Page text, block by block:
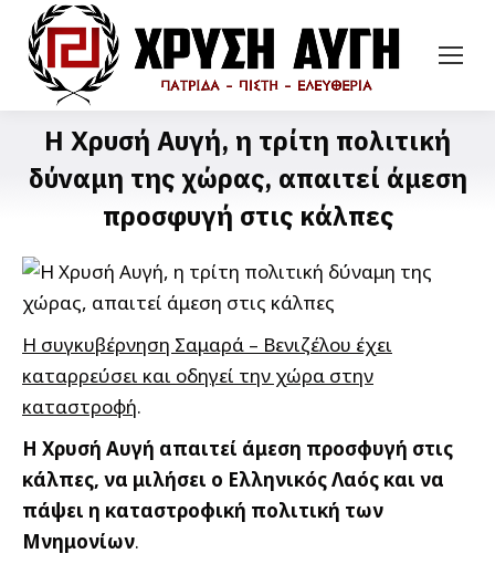
Η Χρυσή Αυγή, η τρίτη πολιτική
δύναμη της χώρας, απαιτεί άμεση
προσφυγή στις κάλπες
Η συγκυβέρνηση Σαμαρά – Βενιζέλου έχει
καταρρεύσει και οδηγεί την χώρα στην
καταστροφή.
Η Χρυσή Αυγή απαιτεί άμεση προσφυγή στις
κάλπες, να μιλήσει ο Ελληνικός Λαός και να
πάψει η καταστροφική πολιτική των
Μνημονίων.